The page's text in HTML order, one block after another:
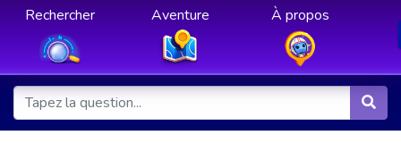
Rechercher Aventure À propos